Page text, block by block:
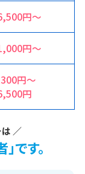
円〜
円〜
円〜
円
／
です。